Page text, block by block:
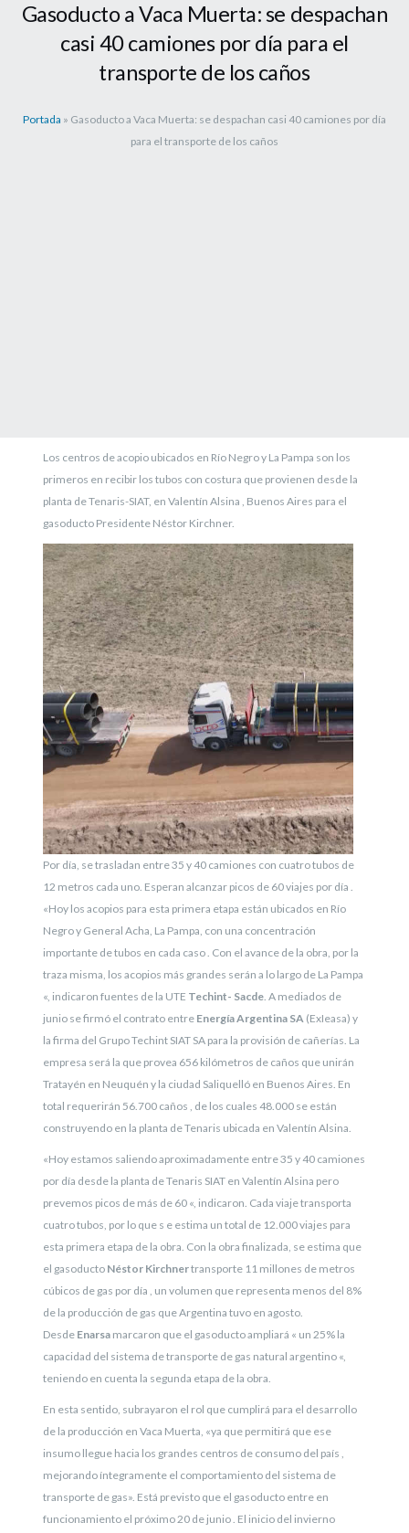
Gasoducto a Vaca Muerta: se despachan
casi 40 camiones por día para el
transporte de los caños
Portada » Gasoducto a Vaca Muerta: se despachan casi 40 camiones por día
para el transporte de los caños
Los centros de acopio ubicados en Río Negro y La Pampa son los
primeros en recibir los tubos con costura que provienen desde la
planta de Tenaris-SIAT, en Valentín Alsina , Buenos Aires para el
gasoducto Presidente Néstor Kirchner.
Por día, se trasladan entre 35 y 40 camiones con cuatro tubos de
12 metros cada uno. Esperan alcanzar picos de 60 viajes por día .
«Hoy los acopios para esta primera etapa están ubicados en Río
Negro y General Acha, La Pampa, con una concentración
importante de tubos en cada caso . Con el avance de la obra, por la
traza misma, los acopios más grandes serán a lo largo de La Pampa
«, indicaron fuentes de la UTE Techint- Sacde. A mediados de
junio se firmó el contrato entre Energía Argentina SA (ExIeasa) y
la firma del Grupo Techint SIAT SA para la provisión de cañerías. La
empresa será la que provea 656 kilómetros de caños que unirán
Tratayén en Neuquén y la ciudad Saliquelló en Buenos Aires. En
total requerirán 56.700 caños , de los cuales 48.000 se están
construyendo en la planta de Tenaris ubicada en Valentín Alsina.
«Hoy estamos saliendo aproximadamente entre 35 y 40 camiones
por día desde la planta de Tenaris SIAT en Valentín Alsina pero
prevemos picos de más de 60 «, indicaron. Cada viaje transporta
cuatro tubos, por lo que s e estima un total de 12.000 viajes para
esta primera etapa de la obra. Con la obra finalizada, se estima que
el gasoducto Néstor Kirchnertransporte 11 millones de metros
cúbicos de gas por día , un volumen que representa menos del 8%
de la producción de gas que Argentina tuvo en agosto.
Desde Enarsa marcaron que el gasoducto ampliará « un 25% la
capacidad del sistema de transporte de gas natural argentino «,
teniendo en cuenta la segunda etapa de la obra.
En esta sentido, subrayaron el rol que cumplirá para el desarrollo
de la producción en Vaca Muerta, «ya que permitirá que ese
insumo llegue hacia los grandes centros de consumo del país ,
mejorando íntegramente el comportamiento del sistema de
transporte de gas». Está previsto que el gasoducto entre en
funcionamiento el próximo 20 de junio . El inicio del invierno